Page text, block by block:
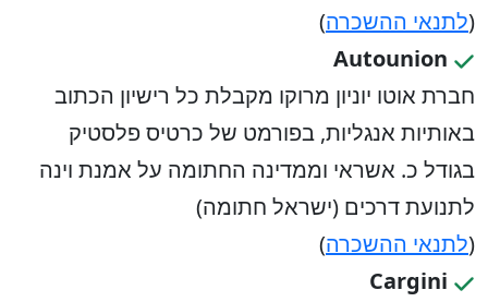
(לתנאי ההשכרה)
Autounion
חברת אוטו יוניון מרוקו מקבלת כל רישיון הכתוב
באותיות אנגליות, בפורמט של כרטיס פלסטיק
בגודל כ. אשראי וממדינה החתומה על אמנת וינה
לתנועת דרכים (ישראל חתומה)
(לתנאי ההשכרה)
Cargini